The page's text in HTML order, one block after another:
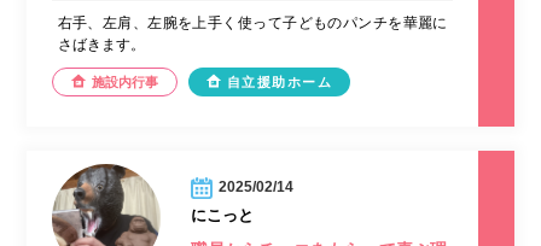
右手、左肩、左腕を上手く使って子どものパンチを華麗に
さばきます。
施設内行事 自立援助ホーム
2025/02/14
にこっと